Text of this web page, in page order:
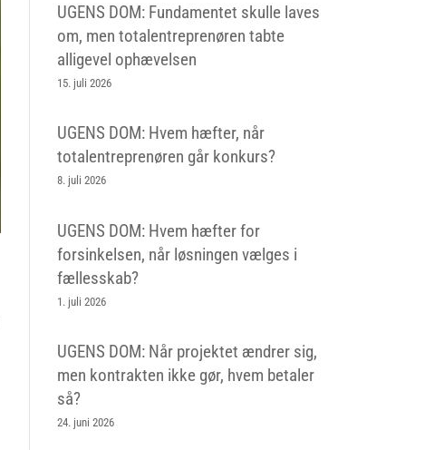
UGENS DOM: Fundamentet skulle laves
om, men totalentreprenøren tabte
alligevel ophævelsen
15. juli 2026
UGENS DOM: Hvem hæfter, når
totalentreprenøren går konkurs?
8. juli 2026
UGENS DOM: Hvem hæfter for
forsinkelsen, når løsningen vælges i
fællesskab?
1. juli 2026
UGENS DOM: Når projektet ændrer sig,
men kontrakten ikke gør, hvem betaler
så?
24. juni 2026